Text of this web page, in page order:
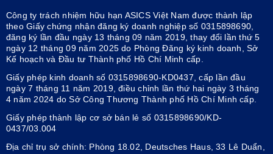
Công ty trách nhiệm hữu hạn ASICS Việt Nam được thành lập
theo Giấy chứng nhận đăng ký doanh nghiệp số 0315898690,
đăng ký lần đầu ngày 13 tháng 09 năm 2019, thay đổi lần thứ 5
ngày 12 tháng 09 năm 2025 do Phòng Đăng ký kinh doanh, Sở
Kế hoạch và Đầu tư Thành phố Hồ Chí Minh cấp.
Giấy phép kinh doanh số 0315898690-KD0437, cấp lần đầu
ngày 7 tháng 11 năm 2019, điều chỉnh lần thứ hai ngày 3 tháng
4 năm 2024 do Sở Công Thương Thành phố Hồ Chí Minh cấp.
Giấy phép thành lập cơ sở bán lẻ số 0315898690/KD-
0437/03.004
Địa chỉ trụ sở chính: Phòng 18.02, Deutsches Haus, 33 Lê Duẩn,